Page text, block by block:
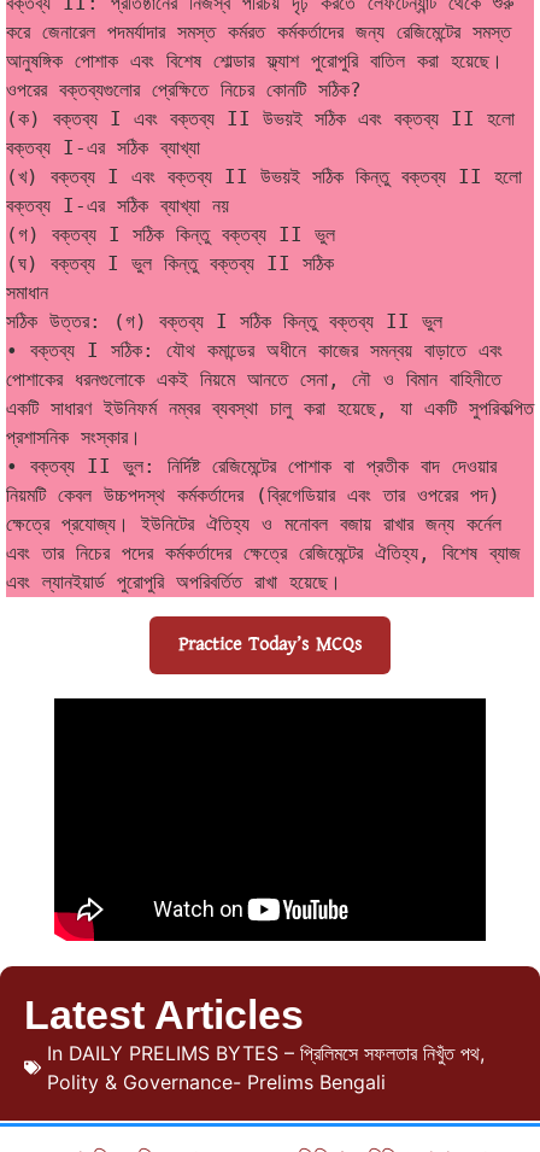
করে জেনারেল পদমর্যাদার সমস্ত কর্মরত কর্মকর্তাদের জন্য রেজিমেন্টের সমস্ত
আনুষঙ্গিক পোশাক এবং বিশেষ শোল্ডার ফ্ল্যাশ পুরোপুরি বাতিল করা হয়েছে।
ওপরের বক্তব্যগুলোর প্রেক্ষিতে নিচের কোনটি সঠিক?
(ক) বক্তব্য I এবং বক্তব্য II উভয়ই সঠিক এবং বক্তব্য II হলো
বক্তব্য I-এর সঠিক ব্যাখ্যা
(খ) বক্তব্য I এবং বক্তব্য II উভয়ই সঠিক কিন্তু বক্তব্য II হলো
বক্তব্য I-এর সঠিক ব্যাখ্যা নয়
(গ) বক্তব্য I সঠিক কিন্তু বক্তব্য II ভুল
(ঘ) বক্তব্য I ভুল কিন্তু বক্তব্য II সঠিক
সমাধান
সঠিক উত্তর: (গ) বক্তব্য I সঠিক কিন্তু বক্তব্য II ভুল
• বক্তব্য I সঠিক: যৌথ কমান্ডের অধীনে কাজের সমন্বয় বাড়াতে এবং
পোশাকের ধরনগুলোকে একই নিয়মে আনতে সেনা, নৌ ও বিমান বাহিনীতে
একটি সাধারণ ইউনিফর্ম নম্বর ব্যবস্থা চালু করা হয়েছে, যা একটি সুপরিকল্পিত
প্রশাসনিক সংস্কার।
• বক্তব্য II ভুল: নির্দিষ্ট রেজিমেন্টের পোশাক বা প্রতীক বাদ দেওয়ার
নিয়মটি কেবল উচ্চপদস্থ কর্মকর্তাদের (ব্রিগেডিয়ার এবং তার ওপরের পদ)
ক্ষেত্রে প্রযোজ্য। ইউনিটের ঐতিহ্য ও মনোবল বজায় রাখার জন্য কর্নেল
এবং তার নিচের পদের কর্মকর্তাদের ক্ষেত্রে রেজিমেন্টের ঐতিহ্য, বিশেষ ব্যাজ
এবং ল্যানইয়ার্ড পুরোপুরি অপরিবর্তিত রাখা হয়েছে।
Practice Today’s MCQs
Latest Articles
In DAILY PRELIMS BYTES – প্রিলিমসে সফলতার নিখুঁত পথ,
Polity & Governance- Prelims Bengali